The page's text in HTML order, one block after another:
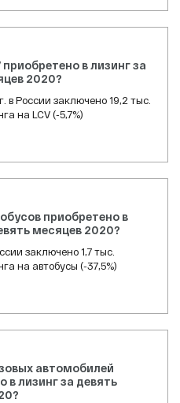
приобретено в лизинг за
2020?
в России заключено 19,2 тыс.
на LCV (-5,7%)
приобретено в
месяцев 2020?
заключено 1,7 тыс.
на автобусы (-37,5%)
автомобилей
в лизинг за девять